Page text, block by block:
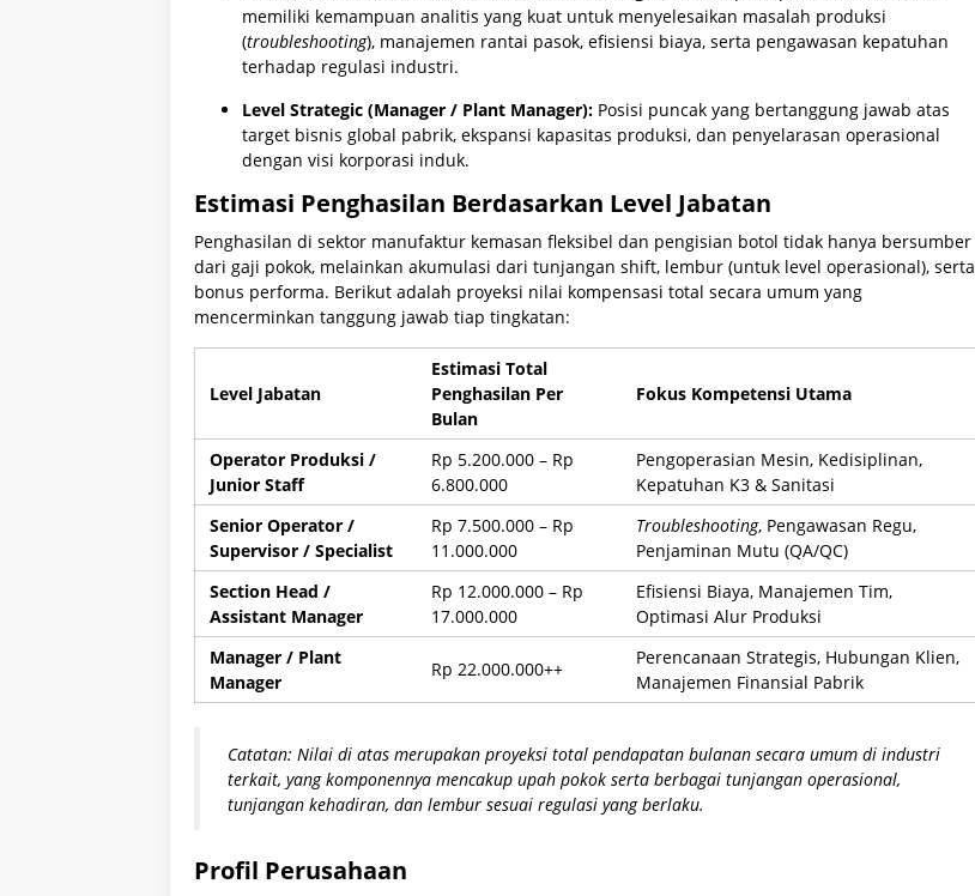
memiliki kemampuan analitis yang kuat untuk menyelesaikan masalah produksi
(troubleshooting), manajemen rantai pasok, efisiensi biaya, serta pengawasan kepatuhan
terhadap regulasi industri.
Level Strategic (Manager / Plant Manager): Posisi puncak yang bertanggung jawab atas
target bisnis global pabrik, ekspansi kapasitas produksi, dan penyelarasan operasional
dengan visi korporasi induk.
Estimasi Penghasilan Berdasarkan Level Jabatan
Penghasilan di sektor manufaktur kemasan fleksibel dan pengisian botol tidak hanya bersumber
dari gaji pokok, melainkan akumulasi dari tunjangan shift, lembur (untuk level operasional), serta
bonus performa. Berikut adalah proyeksi nilai kompensasi total secara umum yang
mencerminkan tanggung jawab tiap tingkatan:
Level Jabatan
Estimasi Total
Penghasilan Per
Bulan
Fokus Kompetensi Utama
Operator Produksi /
Junior Staff
Rp 5.200.000 – Rp
6.800.000
Pengoperasian Mesin, Kedisiplinan,
Kepatuhan K3 & Sanitasi
Senior Operator /
Supervisor / Specialist
Rp 7.500.000 – Rp
11.000.000
Troubleshooting, Pengawasan Regu,
Penjaminan Mutu (QA/QC)
Section Head /
Assistant Manager
Rp 12.000.000 – Rp
17.000.000
Efisiensi Biaya, Manajemen Tim,
Optimasi Alur Produksi
Manager / Plant
Manager
Rp 22.000.000++
Perencanaan Strategis, Hubungan Klien,
Manajemen Finansial Pabrik
Catatan: Nilai di atas merupakan proyeksi total pendapatan bulanan secara umum di industri
terkait, yang komponennya mencakup upah pokok serta berbagai tunjangan operasional,
tunjangan kehadiran, dan lembur sesuai regulasi yang berlaku.
Profil Perusahaan